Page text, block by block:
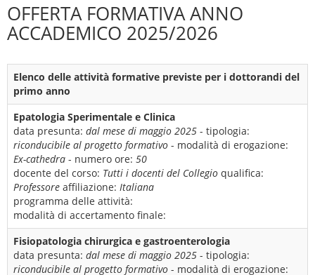
OFFERTA FORMATIVA ANNO
ACCADEMICO 2025/2026
Elenco delle attività formative previste per i dottorandi del
primo anno
Epatologia Sperimentale e Clinica
data presunta: dal mese di maggio 2025 - tipologia:
riconducibile al progetto formativo - modalità di erogazione:
Ex-cathedra - numero ore: 50
docente del corso: Tutti i docenti del Collegio qualifica:
Professore affiliazione: Italiana
programma delle attività:
modalità di accertamento finale:
Fisiopatologia chirurgica e gastroenterologia
data presunta: dal mese di maggio 2025 - tipologia:
riconducibile al progetto formativo - modalità di erogazione: